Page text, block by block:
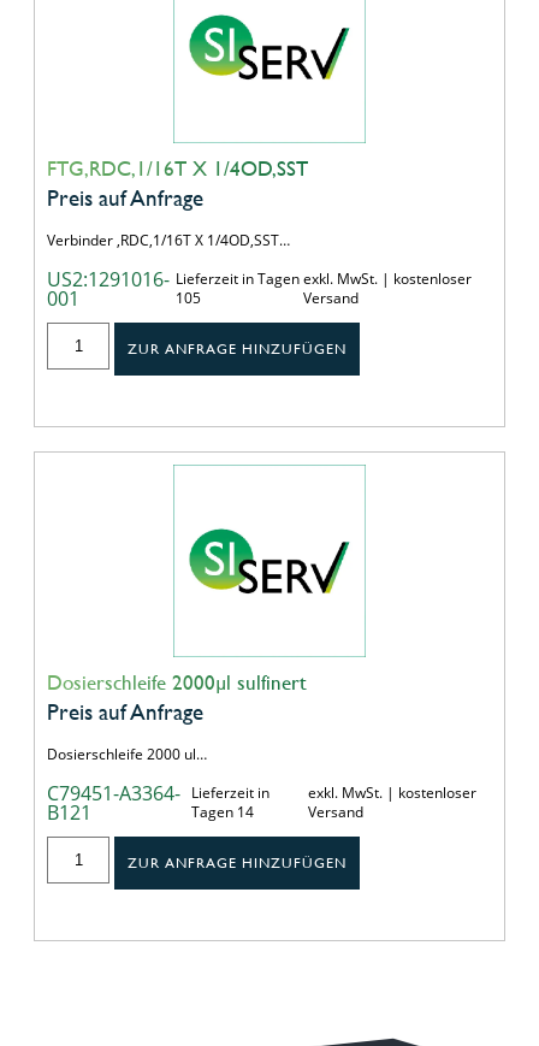
FTG,RDC,1/16T X 1/4OD,SST
Preis auf Anfrage
Verbinder ,RDC,1/16T X 1/4OD,SST…
US2:1291016-
001
Lieferzeit in Tagen
105
exkl. MwSt. | kostenloser
Versand
ZUR ANFRAGE HINZUFÜGEN
Dosierschleife 2000µl sulfinert
Preis auf Anfrage
Dosierschleife 2000 ul…
C79451-A3364-
B121
Lieferzeit in
Tagen 14
exkl. MwSt. | kostenloser
Versand
ZUR ANFRAGE HINZUFÜGEN